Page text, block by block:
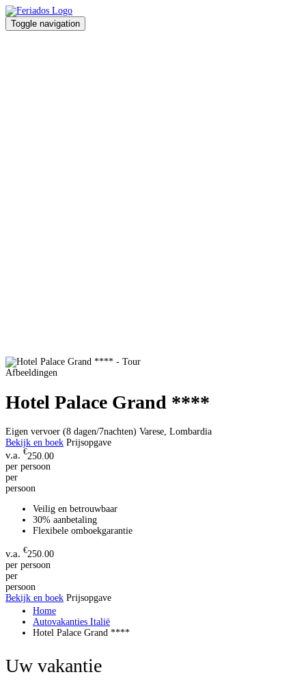
Toggle navigation
Afbeeldingen
Hotel Palace Grand ****
Eigen vervoer (8 dagen/7nachten) Varese, Lombardia
Bekijk en boek Prijsopgave
€250.00
per persoon
per
persoon
Veilig en betrouwbaar
30% aanbetaling
Flexibele omboekgarantie
€250.00
per persoon
per
persoon
Bekijk en boek Prijsopgave
Home
Autovakanties Italië
Hotel Palace Grand ****
Uw vakantie